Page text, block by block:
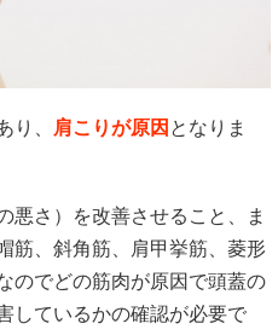
り、 肩こりが原因 となりま
悪さ）を改善させること、ま
筋、斜角筋、肩甲挙筋、菱形
のでどの筋肉が原因で頭蓋の
しているかの確認が必要で